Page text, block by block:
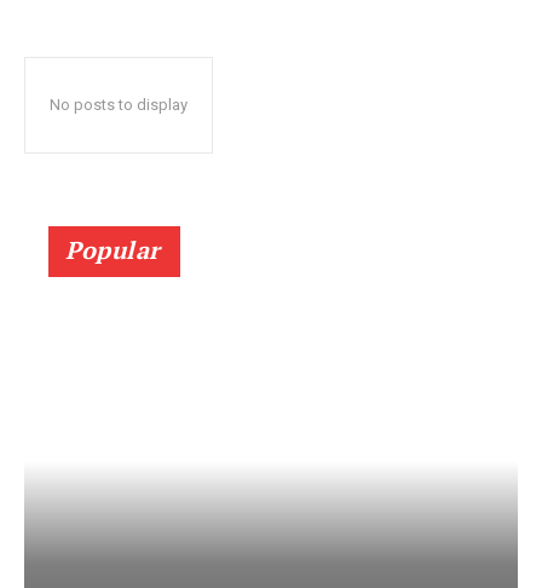
No posts to display
Popular